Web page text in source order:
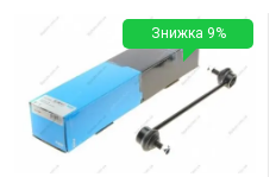
Знижка 9%